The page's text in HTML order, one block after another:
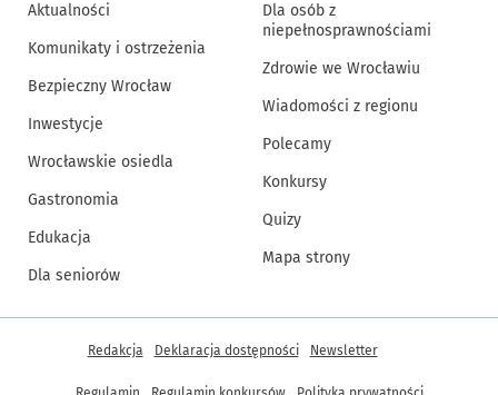
Aktualności
Komunikaty i ostrzeżenia
Bezpieczny Wrocław
Inwestycje
Wrocławskie osiedla
Gastronomia
Edukacja
Dla seniorów
Dla osób z
niepełnosprawnościami
Zdrowie we Wrocławiu
Wiadomości z regionu
Polecamy
Konkursy
Quizy
Mapa strony
Inne informacje
Redakcja Deklaracja dostępności Newsletter